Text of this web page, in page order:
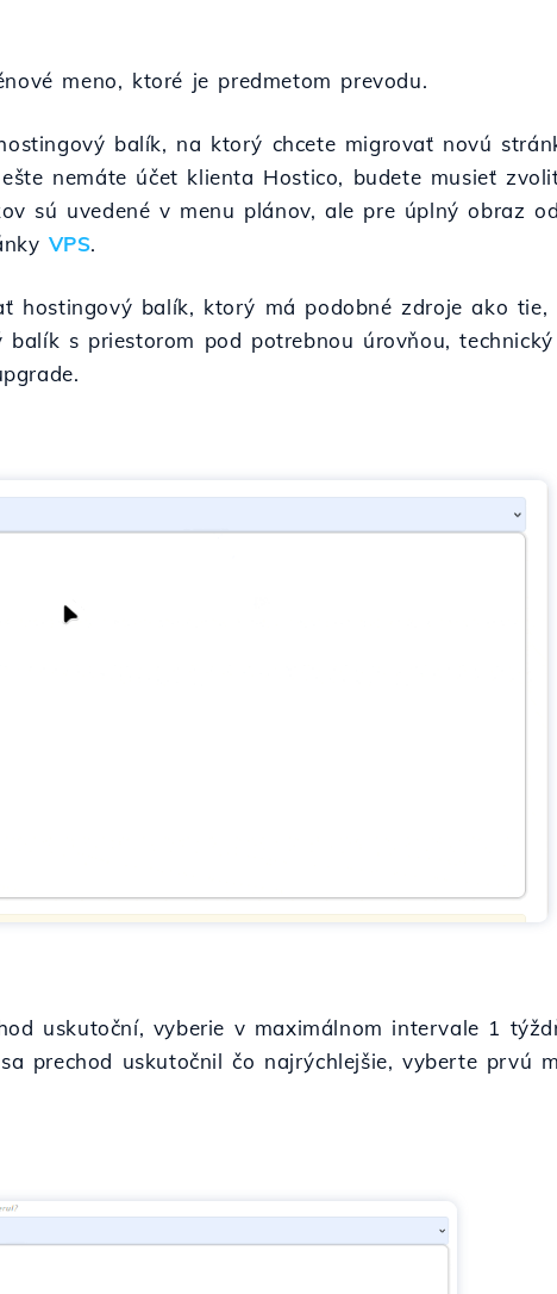
meno, ktoré je predmetom prevodu.
balík, na ktorý chcete migrovať novú
nemáte účet klienta Hostico, budete musieť
sú uvedené v menu plánov, ale pre úplný obraz
VPS.
hostingový balík, ktorý má podobné zdroje ako tie,
s priestorom pod potrebnou úrovňou,
uskutoční, vyberie v maximálnom intervale 1
prechod uskutočnil čo najrýchlejšie, vyberte prvú